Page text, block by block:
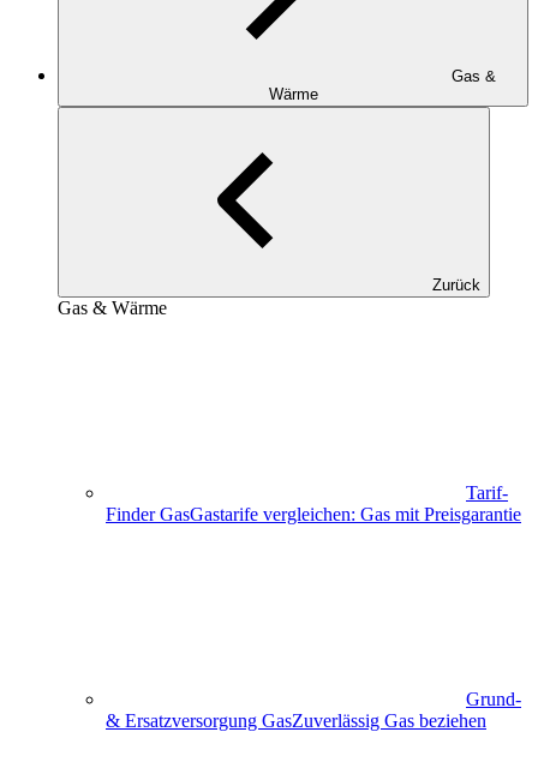
Gas &
Wärme
Zurück
Gas & Wärme
Tarif-
Finder GasGastarife vergleichen: Gas mit Preisgarantie
Grund-
& Ersatzversorgung GasZuverlässig Gas beziehen